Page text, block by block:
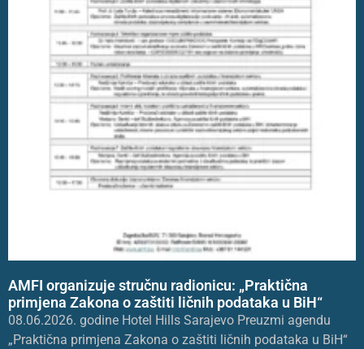
AMFI organizuje stručnu radionicu: „Praktična
primjena Zakona o zaštiti ličnih podataka u BiH“
08.06.2026. godine Hotel Hills Sarajevo Preuzmi agendu
„Praktična primjena Zakona o zaštiti ličnih podataka u BiH“